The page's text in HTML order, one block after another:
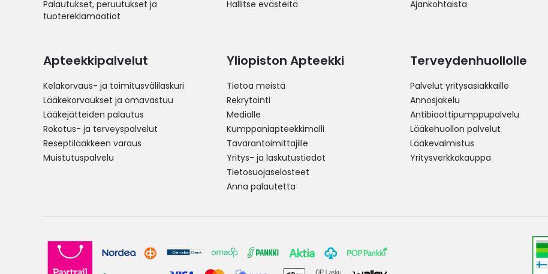
Palautukset, peruutukset ja
tuotereklamaatiot
Hallitse evästeitä
Ajankohtaista
Apteekkipalvelut
Kelakorvaus- ja toimitusvälilaskuri
Lääkekorvaukset ja omavastuu
Lääkejätteiden palautus
Rokotus- ja terveyspalvelut
Reseptilääkkeen varaus
Muistutuspalvelu
Yliopiston Apteekki
Tietoa meistä
Rekrytointi
Medialle
Kumppaniapteekkimalli
Tavarantoimittajille
Yritys- ja laskutustiedot
Tietosuojaselosteet
Anna palautetta
Terveydenhuollolle
Palvelut yritysasiakkaille
Annosjakelu
Antibioottipumppupalvelu
Lääkehuollon palvelut
Lääkevalmistus
Yritysverkkokauppa